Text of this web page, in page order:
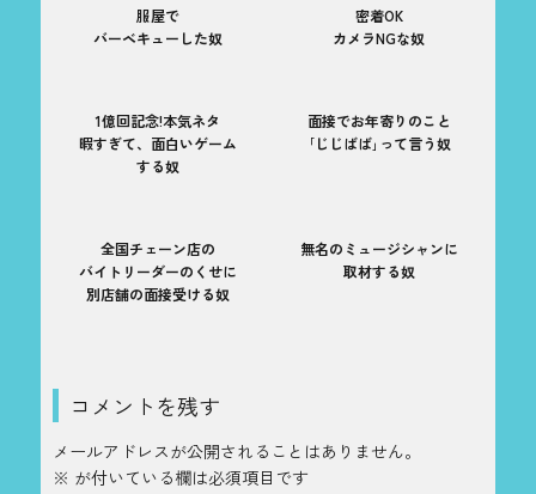
服屋で
バーベキューした奴
密着OK
カメラNGな奴
1億回記念!本気ネタ
暇すぎて、面白いゲーム
する奴
面接でお年寄りのこと
｢じじばば｣って言う奴
全国チェーン店の
バイトリーダーのくせに
別店舗の面接受ける奴
無名のミュージシャンに
取材する奴
コメントを残す
メールアドレスが公開されることはありません。
※ が付いている欄は必須項目です